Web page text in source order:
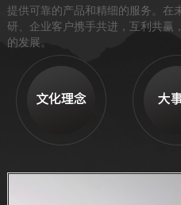
提供可靠的产品和精细的服务。在
研、企业客户携手共进，互利共赢
的发展。